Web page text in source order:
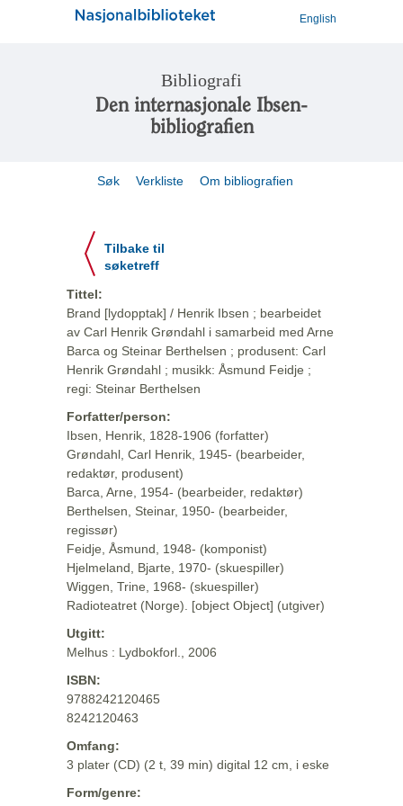
English
Bibliografi
Den internasjonale Ibsen-
bibliografien
Søk Verkliste Om bibliografien
Tilbake til
søketreff
Tittel:
Brand [lydopptak] / Henrik Ibsen ; bearbeidet
av Carl Henrik Grøndahl i samarbeid med Arne
Barca og Steinar Berthelsen ; produsent: Carl
Henrik Grøndahl ; musikk: Åsmund Feidje ;
regi: Steinar Berthelsen
Forfatter/person:
Ibsen, Henrik, 1828-1906 (forfatter)
Grøndahl, Carl Henrik, 1945- (bearbeider,
redaktør, produsent)
Barca, Arne, 1954- (bearbeider, redaktør)
Berthelsen, Steinar, 1950- (bearbeider,
regissør)
Feidje, Åsmund, 1948- (komponist)
Hjelmeland, Bjarte, 1970- (skuespiller)
Wiggen, Trine, 1968- (skuespiller)
Radioteatret (Norge). [object Object] (utgiver)
Utgitt:
Melhus : Lydbokforl., 2006
ISBN:
9788242120465
8242120463
Omfang:
3 plater (CD) (2 t, 39 min) digital 12 cm, i eske
Form/genre: